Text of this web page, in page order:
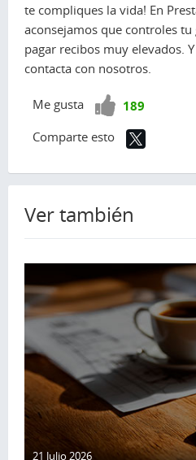
te compliques la vida! En
aconsejamos que controles
pagar recibos muy elevados.
contacta con nosotros.
Me gusta
¡Vota189
Comparte esto
Ver también
21 Julio 2026